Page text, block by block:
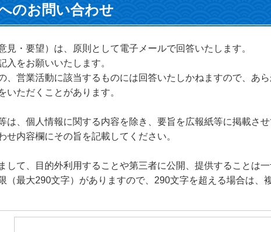
のお問い合わせ
・要望）は、原則として電子メールで回答いたします。
入をお願いいたします。
、営業活動に該当するものには回答いたしかねますので、あら
いただくことがあります。
は、個人情報に関する内容を除き、要旨を広報紙等に掲載さ
内容欄にその旨を記載してください。
て、目的外利用することや第三者に公開、提供することは一
最大290文字）がありますので、290文字を超える場合は、